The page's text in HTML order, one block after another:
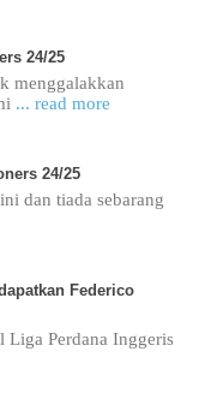
24/25
menggalakkan
... read more
24/25
dan tiada sebarang
Federico
Liga Perdana Inggeris